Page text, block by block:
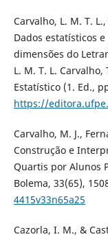
Carvalho, L. M. T.
Dados estatísticos
dimensões do
L. M. T. L.
Estatístico (1. Ed.,
https://
Carvalho, M. J.,
Construção e
Quartis por Alunos
Bolema, 33(65),
4415v33n65a25
Cazorla, I. M., &